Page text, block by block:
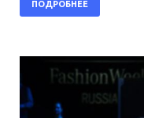
ПОДРОБНЕЕ